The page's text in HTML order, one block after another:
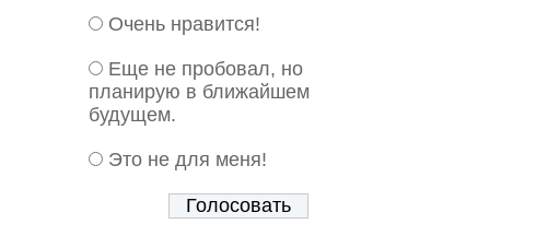
Очень нравится!
Еще не пробовал, но
планирую в ближайшем
будущем.
Это не для меня!